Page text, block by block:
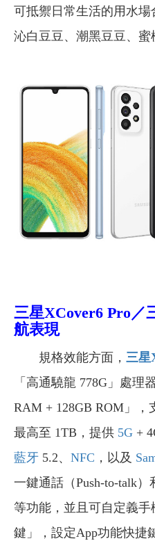
可抵禦日常生活的用水場
沁白豆豆、潮黑豆豆、蜜
三星XCover6 Pro／
航表現
規格效能方面， 三星
「高通驍龍 778G」處理
RAM + 128GB ROM」，
最高至 1TB，提供 5G +
藍牙 5.2、 NFC ，以及
一鍵通話（Push-to-talk）
等功能，並且可自定義
鍵」，設定App功能快捷